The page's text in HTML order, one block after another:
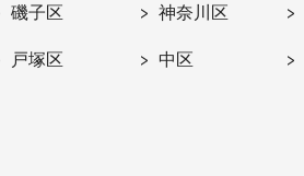
磯子区 神奈川区
戸塚区 中区